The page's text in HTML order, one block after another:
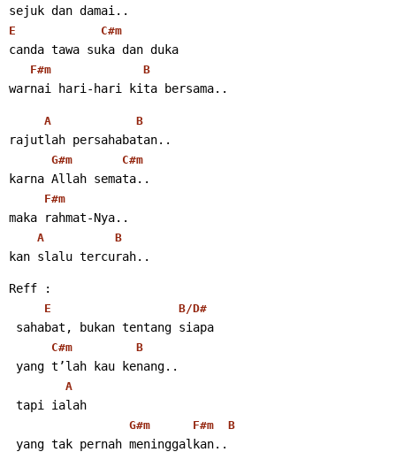
sejuk dan damai..
E C#m
canda tawa suka dan duka
F#m B
warnai hari-hari kita bersama..
A B
rajutlah persahabatan..
G#m C#m
karna Allah semata..
F#m
maka rahmat-Nya..
A B
kan slalu tercurah..
Reff :
E B/D#
sahabat, bukan tentang siapa
C#m B
yang t’lah kau kenang..
A
tapi ialah
G#m F#m B
yang tak pernah meninggalkan..